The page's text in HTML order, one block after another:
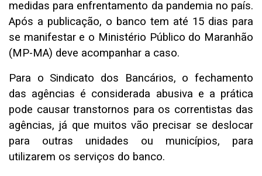
medidas para enfrentamento da pandemia no país.
Após a publicação, o banco tem até 15 dias para
se manifestar e o Ministério Público do Maranhão
(MP-MA) deve acompanhar a caso.
Para o Sindicato dos Bancários, o fechamento
das agências é considerada abusiva e a prática
pode causar transtornos para os correntistas das
agências, já que muitos vão precisar se deslocar
para outras unidades ou municípios, para
utilizarem os serviços do banco.